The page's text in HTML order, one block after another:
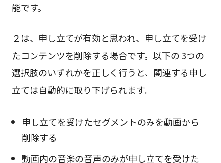
能です。
２は、申し立てが有効と思われ、申し立てを受け
たコンテンツを削除する場合です。以下の 3つの
選択肢のいずれかを正しく行うと、関連する申し
立ては自動的に取り下げられます。
申し立てを受けたセグメントのみを動画から
削除する
動画内の音楽の音声のみが申し立てを受けた